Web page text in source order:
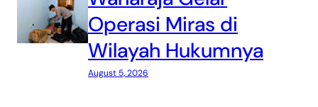
Operasi Miras di
Wilayah Hukumnya
August 5, 2026